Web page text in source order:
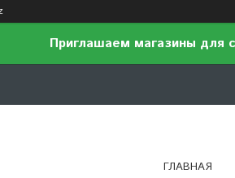
Приглашаем магазины для
ГЛАВНАЯ